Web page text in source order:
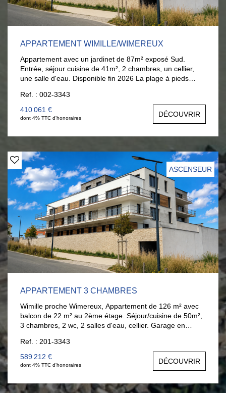
APPARTEMENT WIMILLE/WIMEREUX
Appartement avec un jardinet de 87m² exposé Sud.
Entrée, séjour cuisine de 41m², 2 chambres, un cellier,
une salle d'eau. Disponible fin 2026 La plage à pieds
supplément : 26 000 €
Ref. : 002-3343
410 061 €
dont 4% TTC d'honoraires DÉCOUVRIR
ASCENSEUR
APPARTEMENT 3 CHAMBRES
Wimille proche Wimereux, Appartement de 126 m² avec
balcon de 22 m² au 2ème étage. Séjour/cuisine de 50m²,
3 chambres, 2 wc, 2 salles d'eau, cellier. Garage en
Wimereux à pieds. AGENCE LARIVIERE WIMEREUX
03.21.32.42.67.
Ref. : 201-3343
589 212 €
dont 4% TTC d'honoraires DÉCOUVRIR